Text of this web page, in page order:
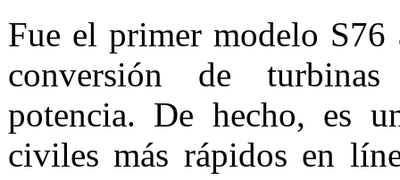
Fue el primer modelo
conversión de
potencia. De hecho, es
civiles más rápidos en